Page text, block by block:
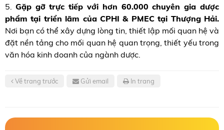
5. Gặp gỡ trực tiếp với hơn 60.000 chuyên gia dược
phẩm tại triển lãm của CPHI & PMEC tại Thượng Hải.
Nơi bạn có thể xây dựng lòng tin, thiết lập mối quan hệ và
đặt nền tảng cho mối quan hệ quan trọng, thiết yếu trong
văn hóa kinh doanh của ngành dược.
Về trang trước Gửi email In trang